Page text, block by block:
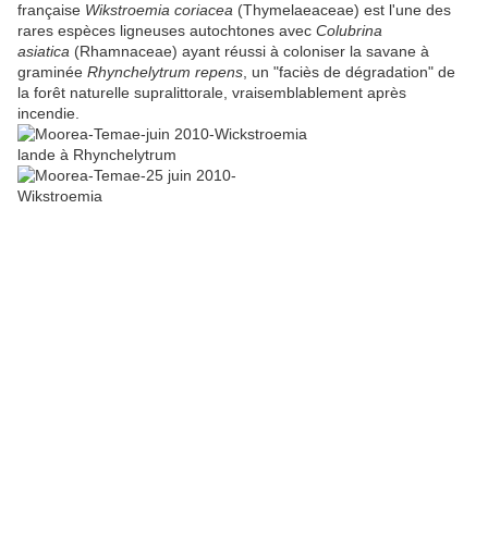
française Wikstroemia coriacea (Thymelaeaceae) est l'une des
rares espèces ligneuses autochtones avec Colubrina
asiatica (Rhamnaceae) ayant réussi à coloniser la savane à
graminée Rhynchelytrum repens , un "faciès de dégradation" de
la forêt naturelle supralittorale, vraisemblablement après
incendie.